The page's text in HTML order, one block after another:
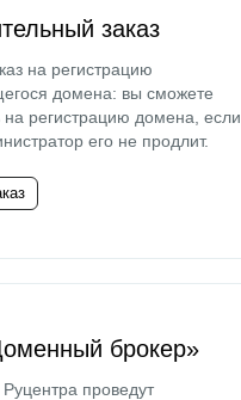
заказ
на регистрацию
домена: вы сможете
на регистрацию домена, если
его не продлит.
брокер»
проведут